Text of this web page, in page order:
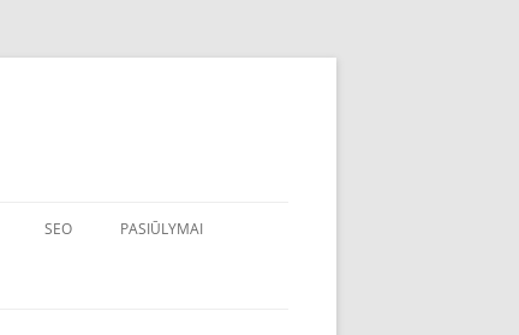
SEO PASIŪLYMAI